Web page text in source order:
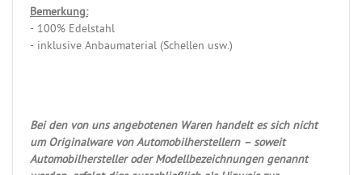
Bemerkung:
- 100% Edelstahl
- inklusive Anbaumaterial (Schellen usw.)
Bei den von uns angebotenen Waren handelt es sich nicht
um Originalware von Automobilherstellern – soweit
Automobilhersteller oder Modellbezeichnungen genannt